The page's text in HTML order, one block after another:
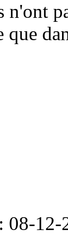
n'ont
que
08-